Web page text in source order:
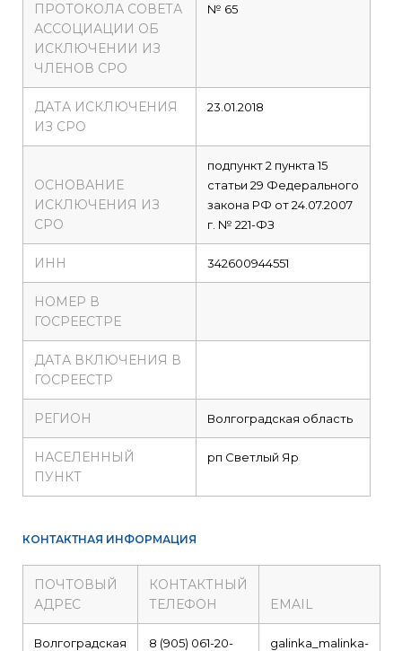
ПРОТОКОЛА СОВЕТА
АССОЦИАЦИИ ОБ
ИСКЛЮЧЕНИИ ИЗ
ЧЛЕНОВ СРО
№ 65
ДАТА ИСКЛЮЧЕНИЯ
ИЗ СРО
23.01.2018
ОСНОВАНИЕ
ИСКЛЮЧЕНИЯ ИЗ
СРО
подпункт 2 пункта 15
статьи 29 Федерального
закона РФ от 24.07.2007
г. № 221-ФЗ
ИНН 342600944551
НОМЕР В
ГОСРЕЕСТРЕ
ДАТА ВКЛЮЧЕНИЯ В
ГОСРЕЕСТР
РЕГИОН Волгоградская область
НАСЕЛЕННЫЙ
ПУНКТ
рп Светлый Яр
КОНТАКТНАЯ ИНФОРМАЦИЯ
ПОЧТОВЫЙ
АДРЕС
КОНТАКТНЫЙ
ТЕЛЕФОН
EMAIL
Волгоградская
8 (905) 061-20-
galinka_malinka-